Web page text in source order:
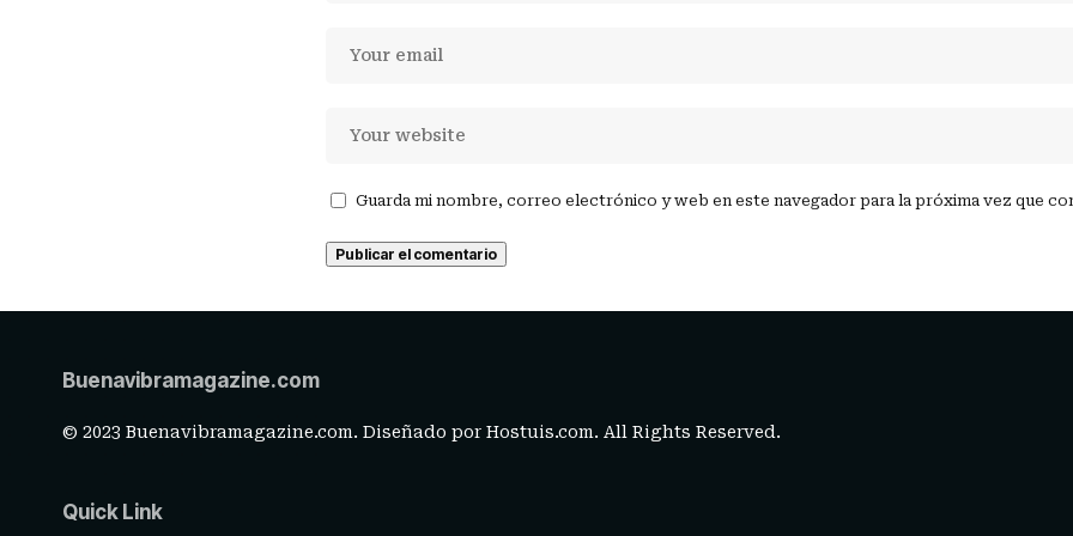
Guarda mi nombre, correo electrónico y web en este navegador para la próxima vez que
Buenavibramagazine.com
© 2023 Buenavibramagazine.com. Diseñado por Hostuis.com. All Rights Reserved.
Quick Link